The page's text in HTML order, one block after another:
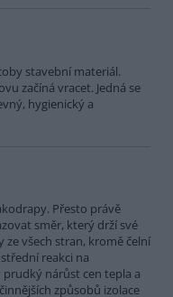
stavební materiál.
začíná vracet. Jedná se
hygienický a
Přesto právě
směr, který drží své
ze všech stran, kromě čelní
reakci na
nárůst cen tepla a
způsobů izolace